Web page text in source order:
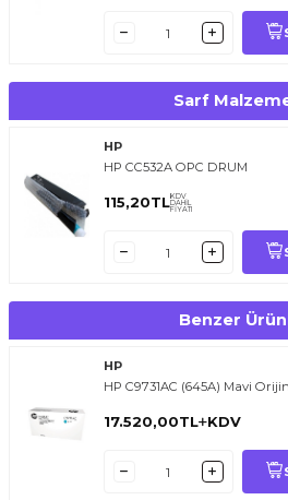
Sarf
HP
HP CC532A OPC DRUM
115,20TLKDV
DAHİL
FİYATI
Benzer
HP
HP C9731AC (645A) Mavi
17.520,00TL KDV